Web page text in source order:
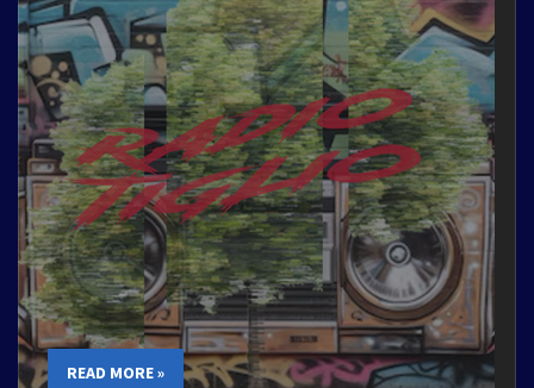
READ MORE »